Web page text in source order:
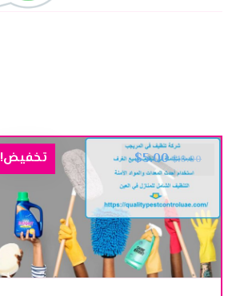
$10.00
$5.00 تخفيض!